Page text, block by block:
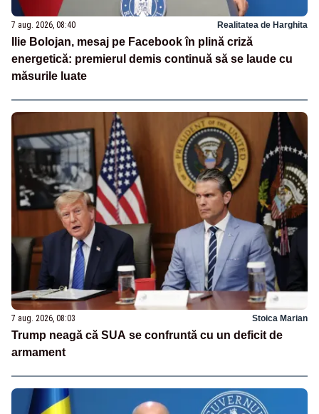
7 aug. 2026, 08:40 Realitatea de Harghita
Ilie Bolojan, mesaj pe Facebook în plină criză
energetică: premierul demis continuă să se laude cu
măsurile luate
7 aug. 2026, 08:03 Stoica Marian
Trump neagă că SUA se confruntă cu un deficit de
armament